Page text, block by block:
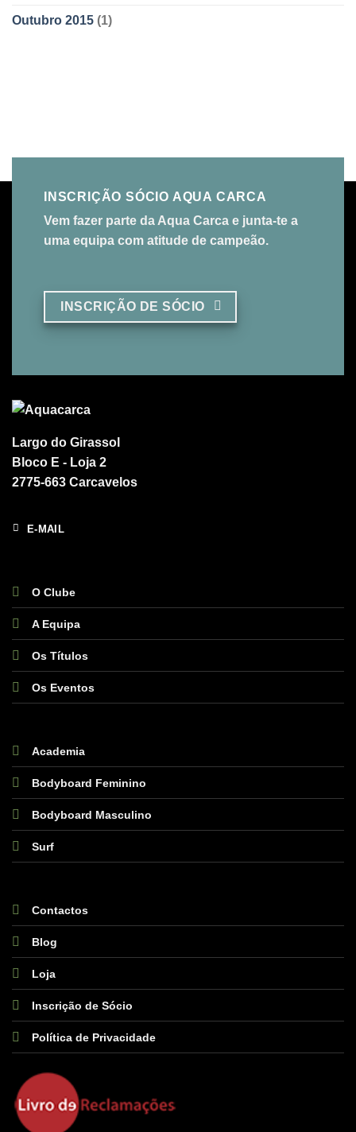
Outubro 2015 (1)
INSCRIÇÃO SÓCIO AQUA CARCA
Vem fazer parte da Aqua Carca e junta-te a
uma equipa com atitude de campeão.
INSCRIÇÃO DE SÓCIO
Largo do Girassol
Bloco E - Loja 2
2775-663 Carcavelos
E-MAIL
O Clube
A Equipa
Os Títulos
Os Eventos
Academia
Bodyboard Feminino
Bodyboard Masculino
Surf
Contactos
Blog
Loja
Inscrição de Sócio
Política de Privacidade